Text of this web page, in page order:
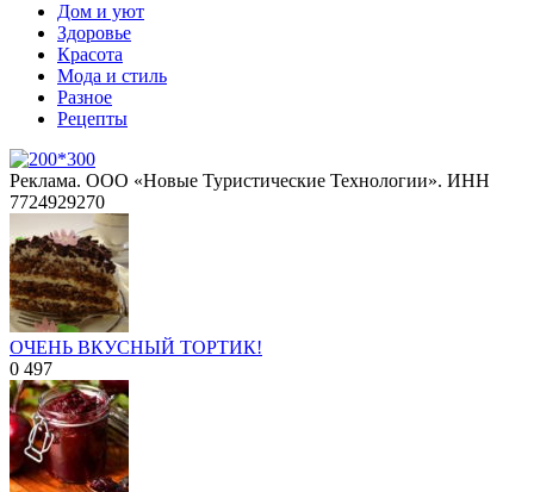
Дом и уют
Здоровье
Красота
Мода и стиль
Разное
Рецепты
Реклама. ООО «Новые Туристические Технологии». ИНН
7724929270
ОЧЕНЬ ВКУСНЫЙ ТОРТИК!
0 497